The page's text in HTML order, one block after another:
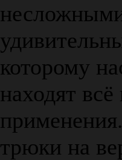
которому
находят
трюки на